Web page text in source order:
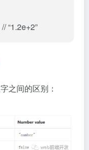
“1.2e+2”
之间的区别：